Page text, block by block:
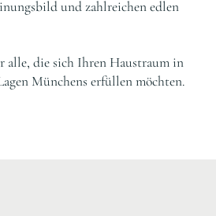
und zahlreichen edlen
alle, die sich Ihren Haustraum in
Münchens erfüllen möchten.